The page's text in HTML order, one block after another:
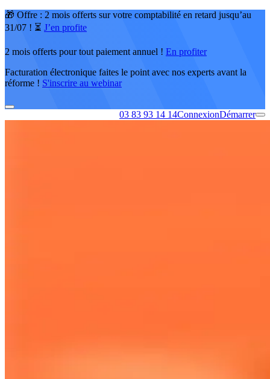
🎁 Offre : 2 mois offerts sur votre comptabilité en retard jusqu’au
31/07 ! ⏳ J’en profite
2 mois offerts pour tout paiement annuel ! En profiter
Facturation électronique faites le point avec nos experts avant la
réforme ! S'inscrire au webinar
03 83 93 14 14ConnexionDémarrer